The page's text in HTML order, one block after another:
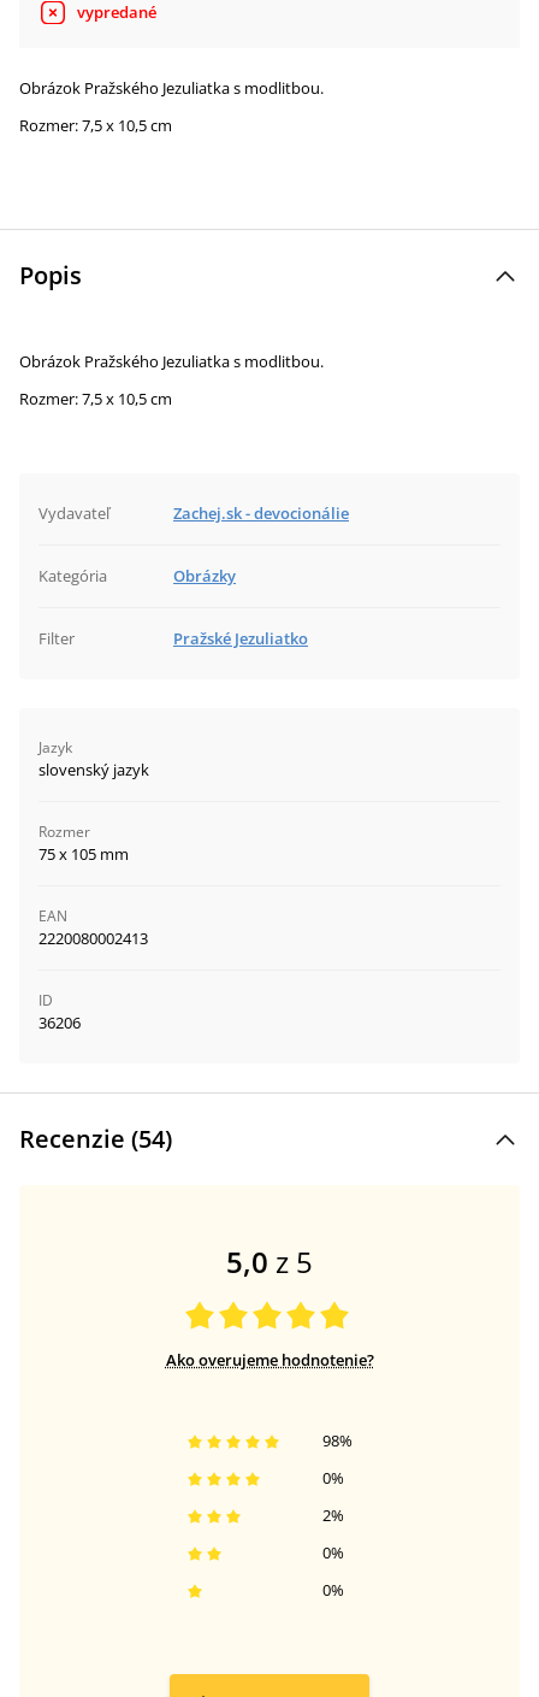
vypredané
Obrázok Pražského Jezuliatka s modlitbou.
Rozmer: 7,5 x 10,5 cm
Popis
Obrázok Pražského Jezuliatka s modlitbou.
Rozmer: 7,5 x 10,5 cm
Vydavateľ Zachej.sk - devocionálie
Kategória Obrázky
Filter Pražské Jezuliatko
Jazyk
slovenský jazyk
Rozmer
75 x 105 mm
EAN
2220080002413
ID
36206
Recenzie (54)
5,0 z 5
Ako overujeme hodnotenie?
0%
0%
2%
0%
98%